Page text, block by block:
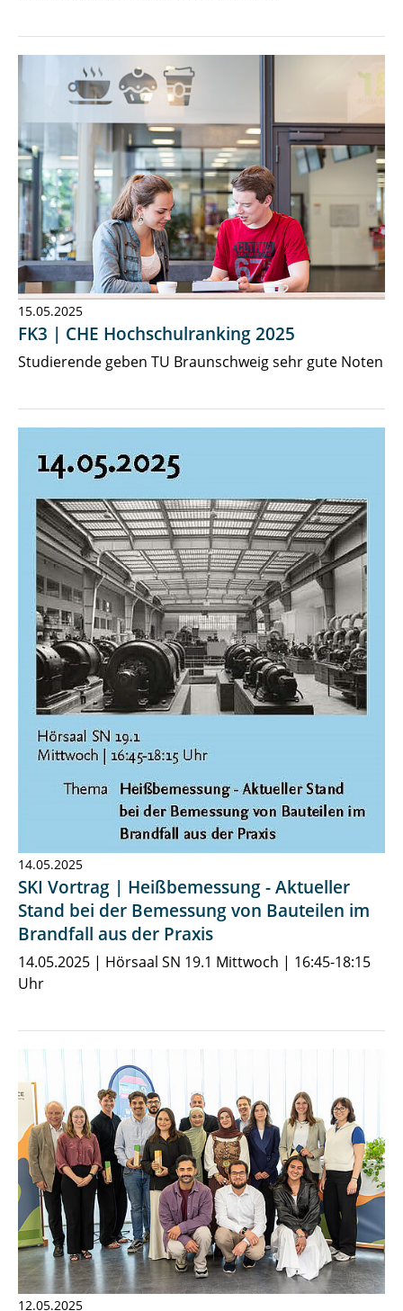
15.05.2025
FK3 | CHE Hochschulranking 2025
Studierende geben TU Braunschweig sehr gute Noten
14.05.2025
SKI Vortrag | Heißbemessung - Aktueller
Stand bei der Bemessung von Bauteilen im
Brandfall aus der Praxis
14.05.2025 | Hörsaal SN 19.1 Mittwoch | 16:45-18:15
Uhr
12.05.2025